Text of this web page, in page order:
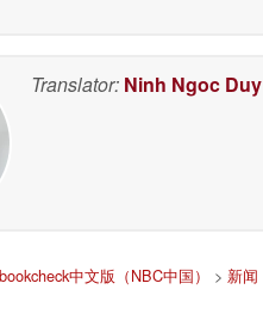
Translator: Ninh Ngoc Duy
中文版（NBC中国） > 新闻